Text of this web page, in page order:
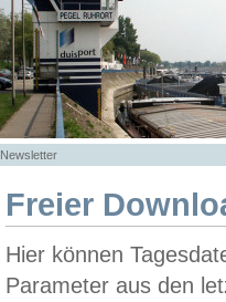
Newsletter
Freier
Hier können
Parameter aus den